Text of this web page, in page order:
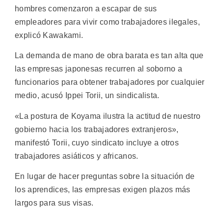
hombres comenzaron a escapar de sus
empleadores para vivir como trabajadores ilegales,
explicó Kawakami.
La demanda de mano de obra barata es tan alta que
las empresas japonesas recurren al soborno a
funcionarios para obtener trabajadores por cualquier
medio, acusó Ippei Torii, un sindicalista.
«La postura de Koyama ilustra la actitud de nuestro
gobierno hacia los trabajadores extranjeros»,
manifestó Torii, cuyo sindicato incluye a otros
trabajadores asiáticos y africanos.
En lugar de hacer preguntas sobre la situación de
los aprendices, las empresas exigen plazos más
largos para sus visas.